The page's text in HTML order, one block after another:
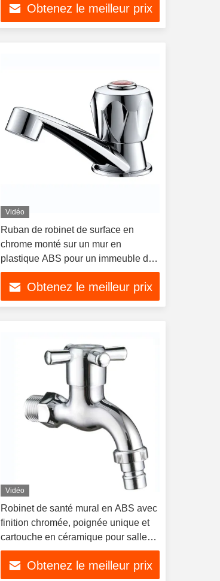
Obtenez le meilleur prix
Vidéo
Ruban de robinet de surface en
chrome monté sur un mur en
plastique ABS pour un immeuble de
bureaux
Obtenez le meilleur prix
Vidéo
Robinet de santé mural en ABS avec
finition chromée, poignée unique et
cartouche en céramique pour salle
de bain d'hôtel
Obtenez le meilleur prix